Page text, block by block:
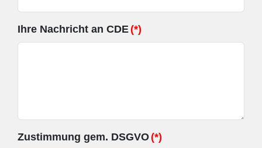
Ihre Nachricht an CDE (*)
Zustimmung gem. DSGVO (*)